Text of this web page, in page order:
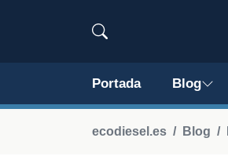
Portada Blog
ecodiesel.es Blog